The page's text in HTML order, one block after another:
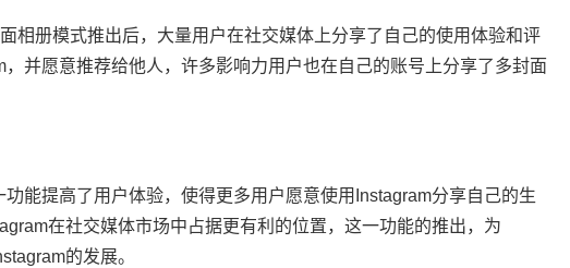
相册模式推出后，大量用户在社交媒体上分享了自己的使用体验和评
并愿意推荐给他人，许多影响力用户也在自己的账号上分享了多封面
能提高了用户体验，使得更多用户愿意使用Instagram分享自己的生
在社交媒体市场中占据更有利的位置，这一功能的推出，为
的发展。